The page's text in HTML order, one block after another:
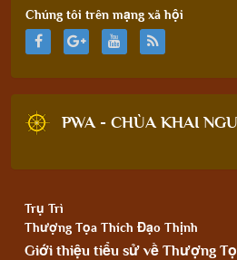
Chúng tôi trên mạng xã hội
PWA - CHÙA KHAI
Trụ Trì
Thượng Tọa Thích Đạo Thịnh
Giới thiệu tiểu sử về Thượng